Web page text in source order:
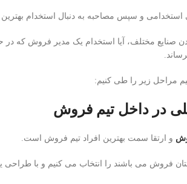
و سپس مصاحبه به دنبال استخدام
صنایع مختلف، آیا استخدام یک مدیر فروش که
مراحل زیر را طی کنیم:
و ارتقا سمت بهترین افراد تیم فروش است.
فروش می باشند را انتخاب می کنیم و با